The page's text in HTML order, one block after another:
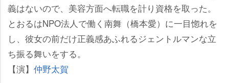
義はないので、美容方面へ転職を計り資格を取った。
とおるはNPO法人で働く南舞（橋本愛）に一目惚れを
し、彼女の前だけ正義感あふれるジェントルマンな立
ち振る舞いをする。
【演】 仲野太賀